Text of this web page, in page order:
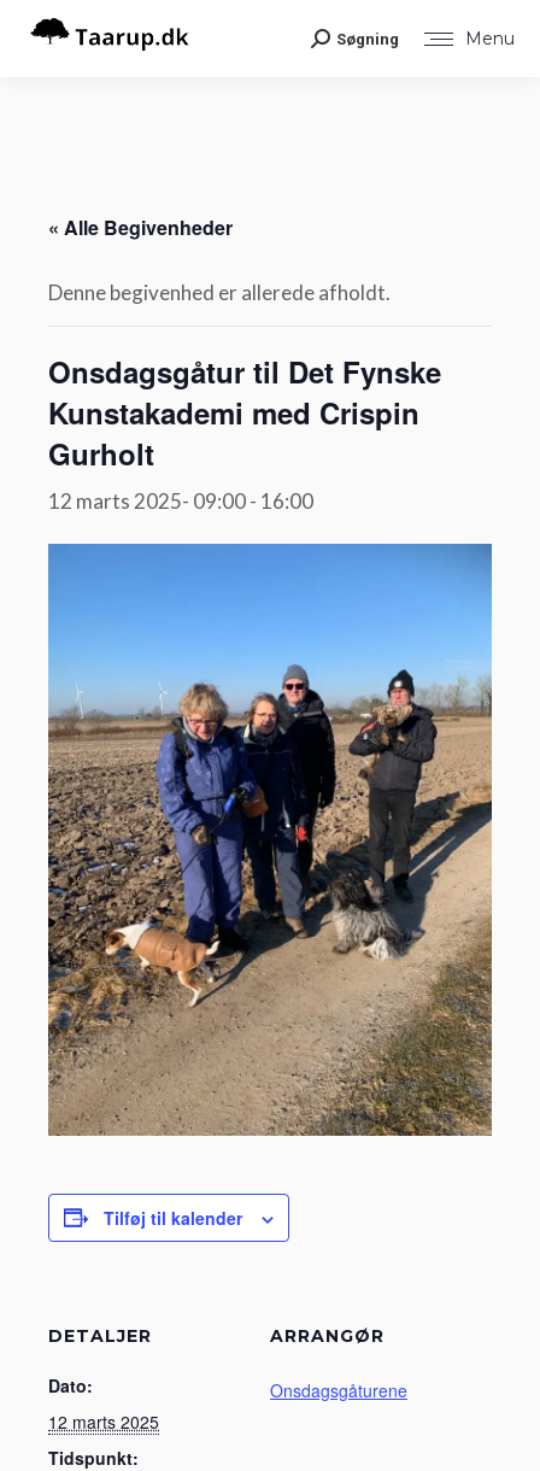
Menu
Search:
Søgning
« Alle Begivenheder
Denne begivenhed er allerede afholdt.
Onsdagsgåtur til Det Fynske
Kunstakademi med Crispin
Gurholt
12 marts 2025- 09:00- 16:00
Tilføj til kalender
DETALJER
Dato:
12 marts 2025
Tidspunkt:
ARRANGØR
Onsdagsgåturene